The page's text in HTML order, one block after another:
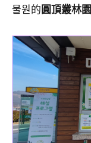
業
座、
部
落
及
旅
遊
雜
물원的 圓頂叢林園